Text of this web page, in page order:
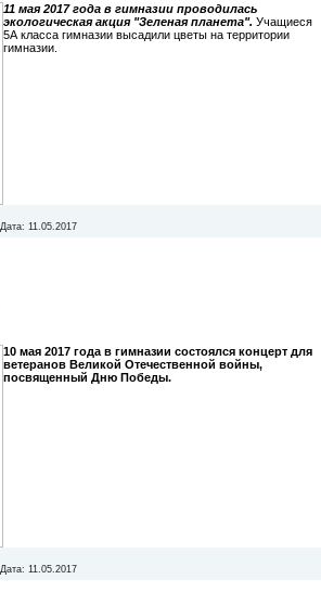
11 мая 2017 года в гимназии проводилась
экологическая акция "Зеленая планета". Учащиеся
5А класса гимназии высадили цветы на территории
гимназии.
Дата: 11.05.2017
10 мая 2017 года в гимназии состоялся концерт для
ветеранов Великой Отечественной войны,
посвященный Дню Победы.
Дата: 11.05.2017